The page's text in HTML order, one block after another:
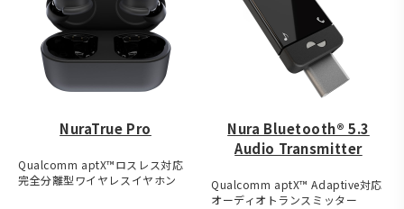
NuraTrue Pro
Qualcomm aptX™ロスレス対応
完全分離型ワイヤレスイヤホン
Nura Bluetooth® 5.3
Audio Transmitter
Qualcomm aptX™ Adaptive対応
オーディオトランスミッター